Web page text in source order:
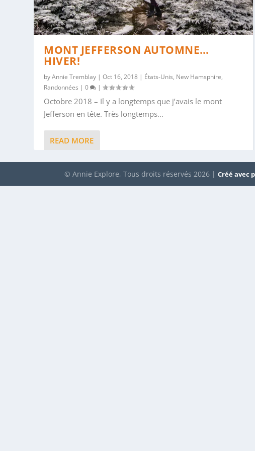
MONT JEFFERSON AUTOMNE…
HIVER!
byAnnie Tremblay |Oct 16, 2018 | États-Unis, New Hamsphire,
Randonnées |0 |
Octobre 2018 – Il y a longtemps que j’avais le mont
Jefferson en tête. Très longtemps...
READ MORE
© Annie Explore, Tous droits réservés 2026 | Créé avec